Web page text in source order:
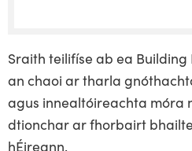
Sraith teilifíse ab ea
an chaoi ar tharla
agus innealtóireachta móra
dtionchar ar fhorbairt
hÉireann.